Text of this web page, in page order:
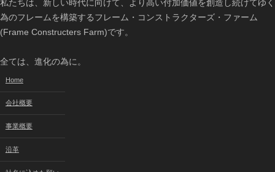
私たちは、新しい時代に向けて、より高い付加価値を創造し続けてゆく
為のフレームを構築するフレーム・コンストラクターズ・ファーム
(Frame Constructers Farm)です。
全ては、進化の為に。
Home
会社概要
事業概要
沿革